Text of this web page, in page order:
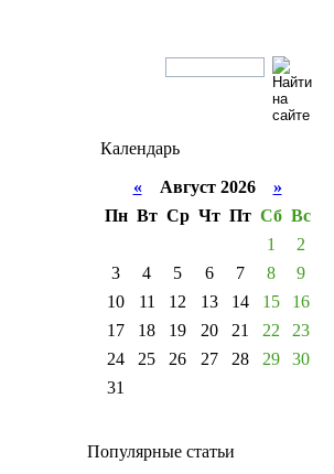
Календарь
«Август 2026 »
Пн Вт Ср Чт Пт Сб Вс
1
2
3
4 5 6 7 8
9
10
11 12 13 14 15
16
17
18 19 20 21 22
23
24
25 26 27 28 29
30
31
Популярные статьи